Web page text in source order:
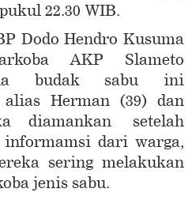
22.30 WIB.
Dodo Hendro Kusuma
AKP Slameto
budak sabu ini
Herman (39) dan
diamankan setelah
dari warga,
sering melakukan
jenis sabu.